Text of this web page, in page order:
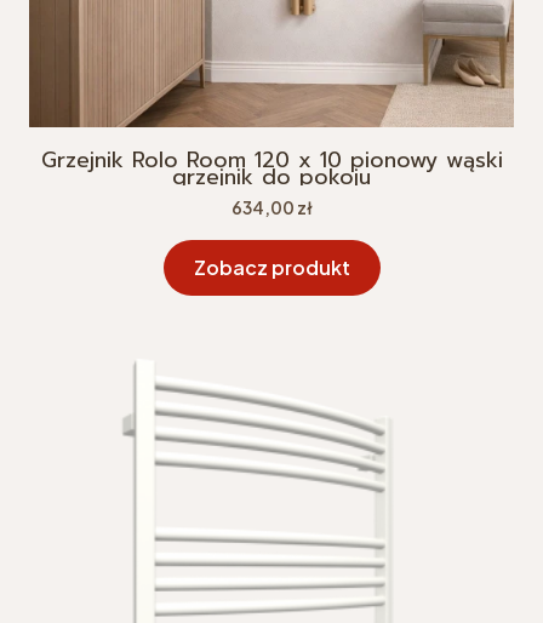
Grzejnik Rolo Room 120 x 10 pionowy wąski
grzejnik do pokoju
Cena
634,00 zł
Zobacz produkt